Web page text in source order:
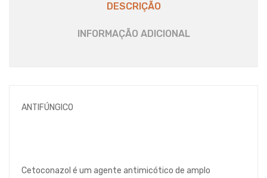
DESCRIÇÃO
INFORMAÇÃO ADICIONAL
ANTIFÚNGICO
Cetoconazol é um agente antimicótico de amplo